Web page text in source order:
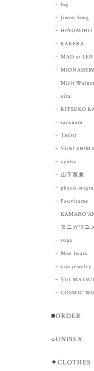
fog
Jiwon Song
HINOMIHO
KAKERA
MAD et LEN
Mirit
oira
RITSUKO
saranam
TADO
YUKI
vyuha
山下寛兼
physis
Fauvirame
タニガワユ
rūpa
Moe Iwata
vija jewelry
YUI
COSMIC
■ORDER
○UNISEX
⚫︎CLOTHES